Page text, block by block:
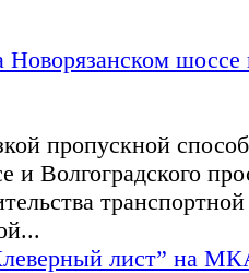
Новорязанском шоссе
пропускной
и Волгоградского
транспортной
лист” на